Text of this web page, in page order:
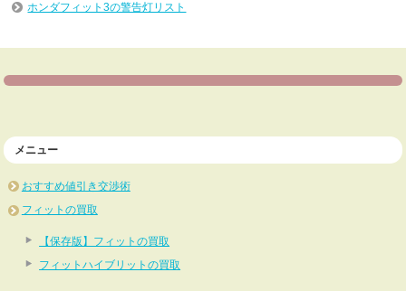
ホンダフィット3の警告灯リスト
メニュー
おすすめ値引き交渉術
フィットの買取
【保存版】フィットの買取
フィットハイブリットの買取